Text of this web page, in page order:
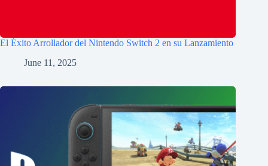
El Éxito Arrollador del Nintendo Switch 2 en su Lanzamiento
June 11, 2025